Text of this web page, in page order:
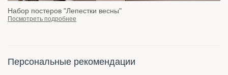
Набор постеров "Лепестки весны"
Посмотреть подробнее
Персональные рекомендации